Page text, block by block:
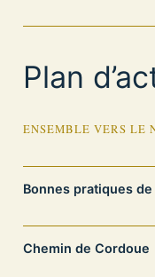
Plan
ENSEMBLE VERS LE
Bonnes pratiques de
Chemin de Cordoue